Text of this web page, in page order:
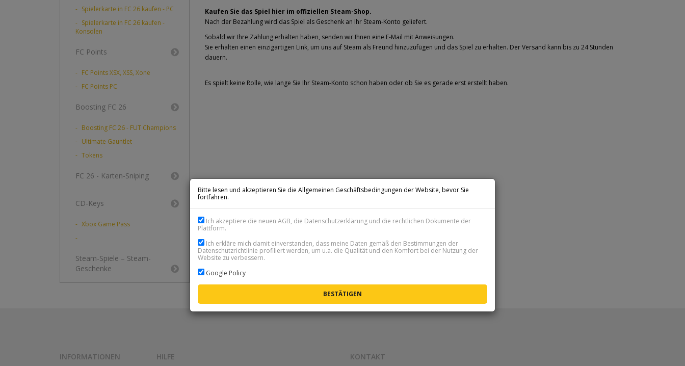
Spielerkarte in FC 26 kaufen - PC
Spielerkarte in FC 26 kaufen -
Konsolen
FC Points
FC Points XSX, XSS, Xone
FC Points PC
Boosting FC 26
Boosting FC 26 - FUT Champions
Ultimate Gauntlet
Tokens
FC 26 - Karten-Sniping
CD-Keys
Xbox Game Pass
Steam-Spiele – Steam-
Geschenke
Kaufen Sie das Spiel hier im offiziellen Steam-Shop.
Nach der Bezahlung wird das Spiel als Geschenk an Ihr Steam-Konto geliefert.
Sobald wir Ihre Zahlung erhalten haben, senden wir Ihnen eine E-Mail mit Anweisungen.
Sie erhalten einen einzigartigen Link, um uns auf Steam als Freund hinzuzufügen und das Spiel zu erhalten. Der Versand kann bis zu 24 Stunden
dauern.
Es spielt keine Rolle, wie lange Sie Ihr Steam-Konto schon haben oder ob Sie es gerade erst erstellt haben.
INFORMATIONEN HILFE KONTAKT
Bitte lesen und akzeptieren Sie die Allgemeinen Geschäftsbedingungen der Website, bevor Sie
fortfahren.
Ich akzeptiere die neuen AGB, die Datenschutzerklärung und die rechtlichen Dokumente der
Plattform.
Ich erkläre mich damit einverstanden, dass meine Daten gemäß den Bestimmungen der
Datenschutzrichtlinie profiliert werden, um u.a. die Qualität und den Komfort bei der Nutzung der
Website zu verbessern.
Google Policy